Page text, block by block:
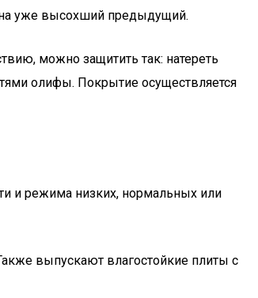
на уже высохший предыдущий.
можно защитить так: натереть
олифы. Покрытие осуществляется
и режима низких, нормальных или
выпускают влагостойкие плиты с